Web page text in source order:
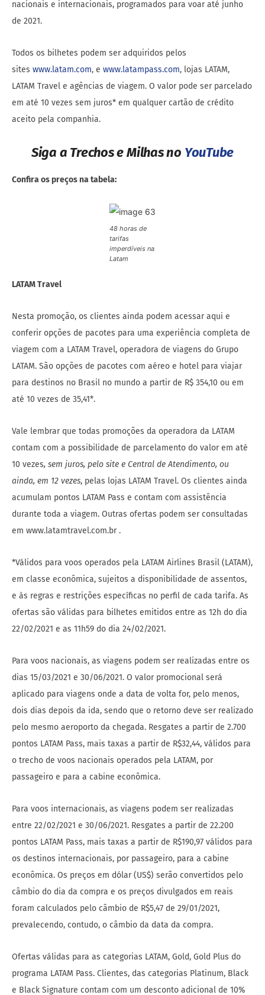
nacionais e internacionais, programados para voar até junho
de 2021.
Todos os bilhetes podem ser adquiridos pelos
sites www.latam.com, e www.latampass.com, lojas LATAM,
LATAM Travel e agências de viagem. O valor pode ser parcelado
em até 10 vezes sem juros* em qualquer cartão de crédito
aceito pela companhia.
Siga a Trechos e Milhas no YouTube
Confira os preços na tabela:
48 horas de
tarifas
imperdíveis na
Latam
LATAM Travel
Nesta promoção, os clientes ainda podem acessar aqui e
conferir opções de pacotes para uma experiência completa de
viagem com a LATAM Travel, operadora de viagens do Grupo
LATAM. São opções de pacotes com aéreo e hotel para viajar
para destinos no Brasil no mundo a partir de R$ 354,10 ou em
até 10 vezes de 35,41*.
Vale lembrar que todas promoções da operadora da LATAM
contam com a possibilidade de parcelamento do valor em até
10 vezes, sem juros, pelo site e Central de Atendimento, ou
ainda, em 12 vezes, pelas lojas LATAM Travel. Os clientes ainda
acumulam pontos LATAM Pass e contam com assistência
durante toda a viagem. Outras ofertas podem ser consultadas
em www.latamtravel.com.br .
*Válidos para voos operados pela LATAM Airlines Brasil (LATAM),
em classe econômica, sujeitos a disponibilidade de assentos,
e às regras e restrições específicas no perfil de cada tarifa. As
ofertas são válidas para bilhetes emitidos entre as 12h do dia
22/02/2021 e as 11h59 do dia 24/02/2021.
Para voos nacionais, as viagens podem ser realizadas entre os
dias 15/03/2021 e 30/06/2021. O valor promocional será
aplicado para viagens onde a data de volta for, pelo menos,
dois dias depois da ida, sendo que o retorno deve ser realizado
pelo mesmo aeroporto da chegada. Resgates a partir de 2.700
pontos LATAM Pass, mais taxas a partir de R$32,44, válidos para
o trecho de voos nacionais operados pela LATAM, por
passageiro e para a cabine econômica.
Para voos internacionais, as viagens podem ser realizadas
entre 22/02/2021 e 30/06/2021. Resgates a partir de 22.200
pontos LATAM Pass, mais taxas a partir de R$190,97 válidos para
os destinos internacionais, por passageiro, para a cabine
econômica. Os preços em dólar (US$) serão convertidos pelo
câmbio do dia da compra e os preços divulgados em reais
foram calculados pelo câmbio de R$5,47 de 29/01/2021,
prevalecendo, contudo, o câmbio da data da compra.
Ofertas válidas para as categorias LATAM, Gold, Gold Plus do
programa LATAM Pass. Clientes, das categorias Platinum, Black
e Black Signature contam com um desconto adicional de 10%